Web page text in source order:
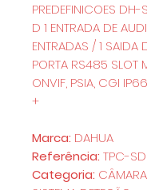
PREDEFINICOES
D 1 ENTRADA DE
ENTRADAS / 1 SAIDA
PORTA RS485 SLOT
ONVIF, PSIA, CGI
+
Marca: DAHUA
Referência: TPC-
Categoria: